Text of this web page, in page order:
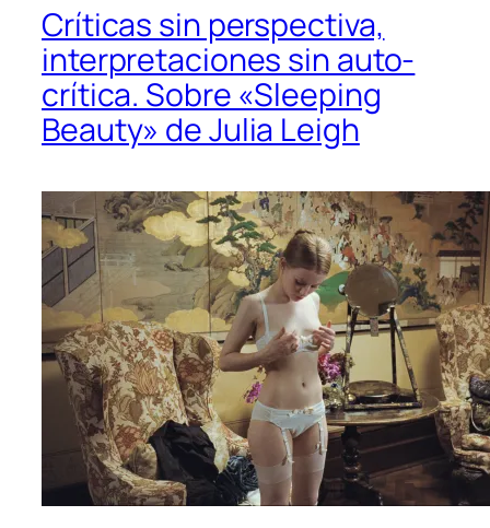
Críticas sin perspectiva,
interpretaciones sin auto-
crítica. Sobre «Sleeping
Beauty» de Julia Leigh